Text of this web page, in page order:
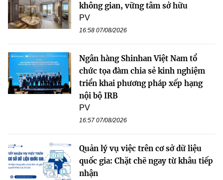
không gian, vững tâm sở hữu
PV
16:58 07/08/2026
Ngân hàng Shinhan Việt Nam tổ
chức tọa đàm chia sẻ kinh nghiệm
triển khai phương pháp xếp hạng
nội bộ IRB
PV
16:57 07/08/2026
Quản lý vụ việc trên cơ sở dữ liệu
quốc gia: Chặt chẽ ngay từ khâu tiếp
nhận